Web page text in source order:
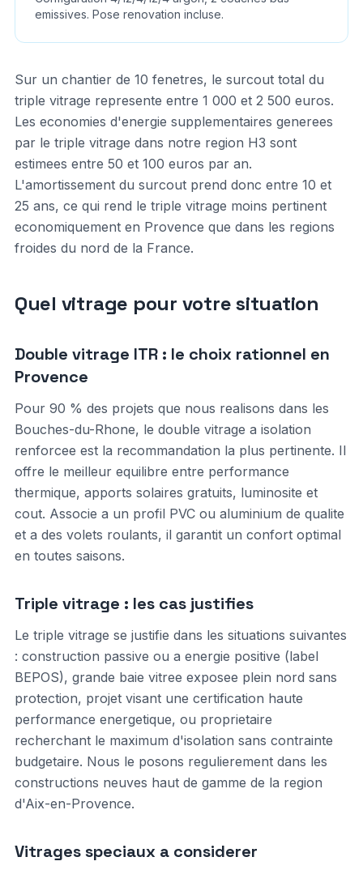
emissives. Pose renovation incluse.
Sur un chantier de 10 fenetres, le surcout total du
triple vitrage represente entre 1 000 et 2 500 euros.
Les economies d'energie supplementaires generees
par le triple vitrage dans notre region H3 sont
estimees entre 50 et 100 euros par an.
L'amortissement du surcout prend donc entre 10 et
25 ans, ce qui rend le triple vitrage moins pertinent
economiquement en Provence que dans les regions
froides du nord de la France.
Quel vitrage pour votre situation
Double vitrage ITR : le choix rationnel en
Provence
Pour 90 % des projets que nous realisons dans les
Bouches-du-Rhone, le double vitrage a isolation
renforcee est la recommandation la plus pertinente. Il
offre le meilleur equilibre entre performance
thermique, apports solaires gratuits, luminosite et
cout. Associe a un profil PVC ou aluminium de qualite
et a des volets roulants, il garantit un confort optimal
en toutes saisons.
Triple vitrage : les cas justifies
Le triple vitrage se justifie dans les situations suivantes
: construction passive ou a energie positive (label
BEPOS), grande baie vitree exposee plein nord sans
protection, projet visant une certification haute
performance energetique, ou proprietaire
recherchant le maximum d'isolation sans contrainte
budgetaire. Nous le posons regulierement dans les
constructions neuves haut de gamme de la region
d'Aix-en-Provence.
Vitrages speciaux a considerer